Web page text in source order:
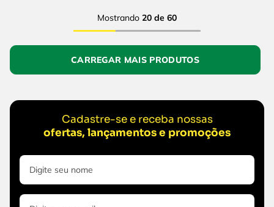
Mostrando 20 de 60
Cadastre-se e receba nossas
ofertas, lançamentos e promoções